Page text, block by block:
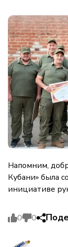
Напомним,
Кубани» была
инициативе
0 0